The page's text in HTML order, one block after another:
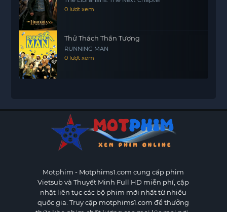
0 lượt xem
Thử Thách Thần Tượng
RUNNING MAN
0 lượt xem
Motphim - Motphims1.com cung cấp phim
Vietsub và Thuyết Minh Full HD miễn phí, cập
nhật liên tục các bộ phim mới nhất từ nhiều
quốc gia. Truy cập motphims1.com để thưởng